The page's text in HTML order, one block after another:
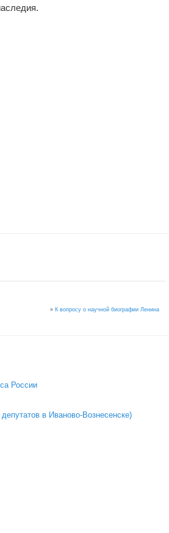
» К вопросу о научной биографии Ленина
России
в Иваново‑Вознесенске)